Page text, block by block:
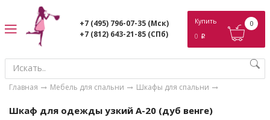
+7 (495) 796-07-35 (Мск)
+7 (812) 643-21-85 (СПб)
Купить
0 p
0
Главная Мебель для спальни Шкафы для спальни
Шкаф для одежды узкий А-20 (дуб венге)